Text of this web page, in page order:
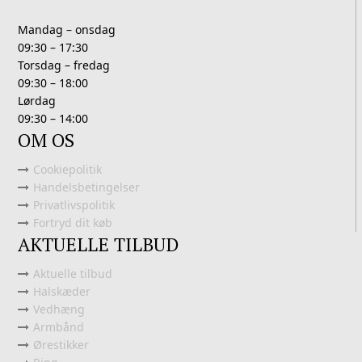
Mandag – onsdag
09:30 – 17:30
Torsdag – fredag
09:30 – 18:00
Lørdag
09:30 – 14:00
OM OS
Cookiepolitik
Handelsbetingelser
Privatlivspolitik
Fortryd dit køb
AKTUELLE TILBUD
Aktuelle tilbud
Halskæder
Vedhæng
Armbånd
Ørestikker